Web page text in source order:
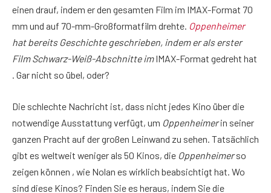
einen drauf, indem er den gesamten Film im IMAX-Format 70
mm und auf 70-mm-Großformatfilm drehte. Oppenheimer
hat bereits Geschichte geschrieben, indem er als erster
Film Schwarz-Weiß-Abschnitte imIMAX-Format gedreht hat
. Gar nicht so übel, oder?
Die schlechte Nachricht ist, dass nicht jedes Kino über die
notwendige Ausstattung verfügt, um Oppenheimerin seiner
ganzen Pracht auf der großen Leinwand zu sehen. Tatsächlich
gibt es weltweit weniger als 50 Kinos, die Oppenheimerso
zeigen können , wie Nolan es wirklich beabsichtigt hat. Wo
sind diese Kinos? Finden Sie es heraus, indem Sie die